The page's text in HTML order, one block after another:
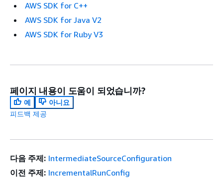
AWS SDK for C++
AWS SDK for Java V2
AWS SDK for Ruby V3
페이지 내용이 도움이 되었습니까?
예
아니요
피드백 제공
다음 주제: IntermediateSourceConfiguration
이전 주제: IncrementalRunConfig